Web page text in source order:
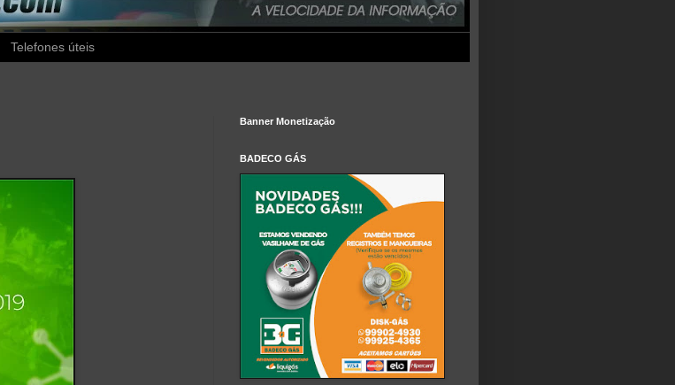
Telefones úteis
Banner Monetização
BADECO GÁS